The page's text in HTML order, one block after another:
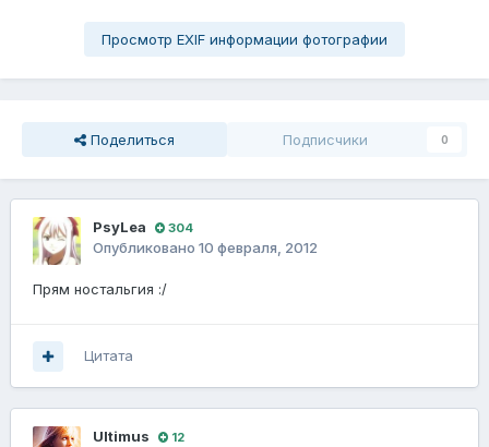
Просмотр EXIF информации фотографии
Поделиться Подписчики 0
PsyLea 304
Опубликовано 10 февраля, 2012
Прям ностальгия :/
Цитата
Ultimus 12